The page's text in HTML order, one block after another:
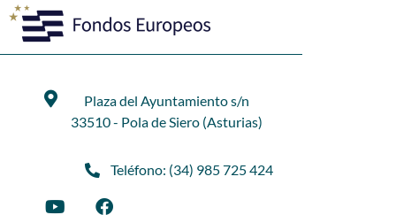
Plaza del Ayuntamiento s/n
33510 - Pola de Siero (Asturias)
Teléfono: (34) 985 725 424